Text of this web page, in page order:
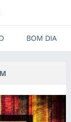
BOM DIA